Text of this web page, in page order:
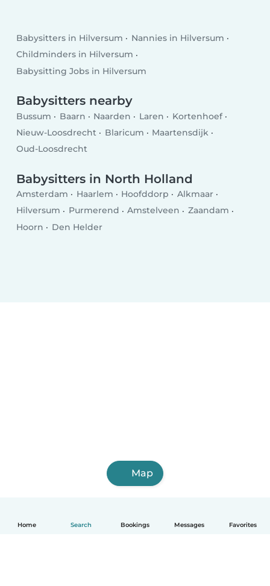
Home Search Bookings Messages Favorites
Babysitters in Hilversum
Nannies in Hilversum
Childminders in Hilversum
Babysitting Jobs in Hilversum
Babysitters nearby
Bussum Baarn Naarden Laren
Kortenhoef
Nieuw-Loosdrecht
Blaricum
Maartensdijk
Oud-Loosdrecht
Babysitters in North Holland
Amsterdam Haarlem Hoofddorp
Alkmaar
Hilversum
Purmerend Amstelveen
Zaandam
Hoorn
Den Helder
Map